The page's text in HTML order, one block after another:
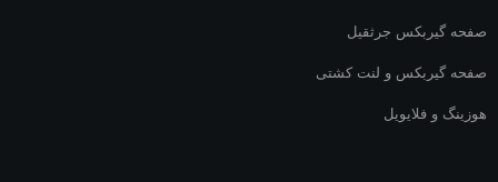
صفحه گیربکس جرثقیل
صفحه گیربکس و لنت کشتی
هوزینگ و فلایویل